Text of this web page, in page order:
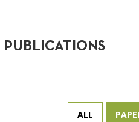
PUBLICATIONS
ALL